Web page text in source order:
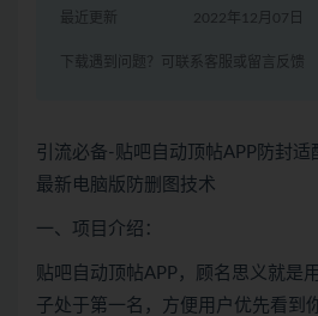
最近更新 2022年12月07日
下载遇到问题？可联系客服或留言反馈
引流必备-贴吧自动顶帖APP防封
最新电脑版防删图技术
一、项目介绍：
贴吧自动顶帖APP，顾名思义就是
子处于第一名，方便用户优先看到